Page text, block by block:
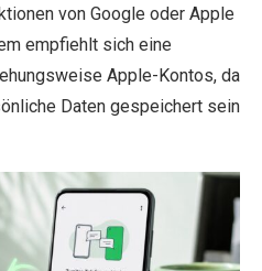
von Google oder Apple
empfiehlt sich eine
Apple-Kontos, da
Daten gespeichert sein